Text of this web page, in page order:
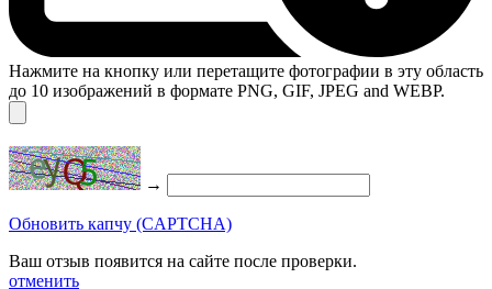
Нажмите на кнопку или перетащите фотографии в эту область
до 10 изображений в формате PNG, GIF, JPEG and WEBP.
→
Обновить капчу (CAPTCHA)
Ваш отзыв появится на сайте после проверки.
отменить